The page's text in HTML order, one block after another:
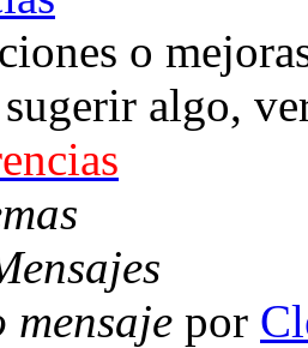
o
algo,
por